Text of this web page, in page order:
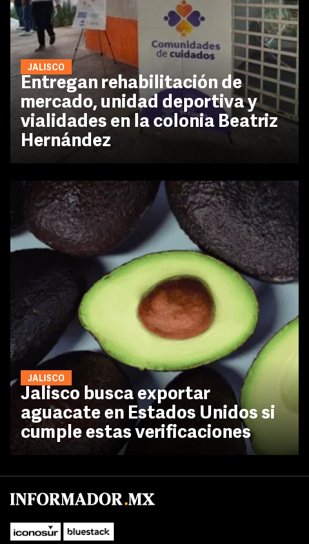
JALISCO
Entregan rehabilitación de
mercado, unidad deportiva y
vialidades en la colonia Beatriz
Hernández
JALISCO
Jalisco busca exportar
aguacate en Estados Unidos si
cumple estas verificaciones